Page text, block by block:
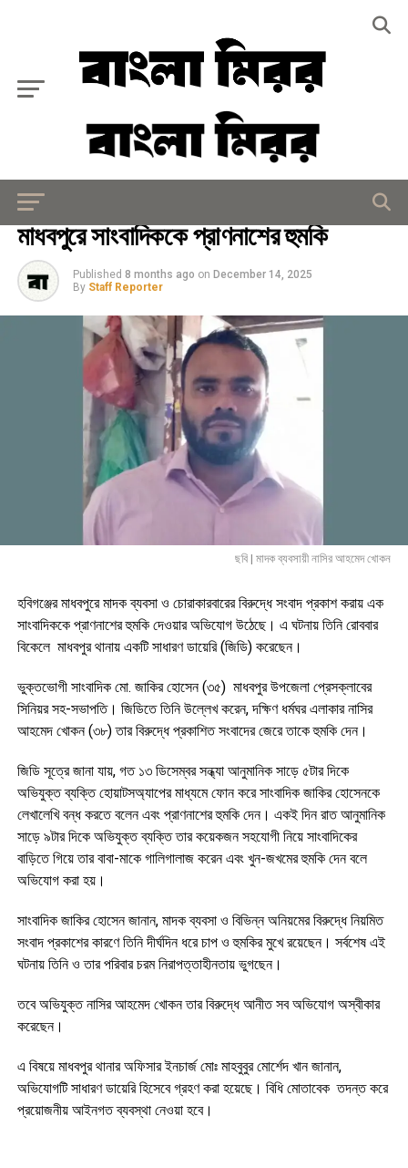
মিরর বিশেষ
মাধবপুরে সাংবাদিককে প্রাণনাশের হুমকি
Published 8 months ago on December 14, 2025
By Staff Reporter
ছবি | মাদক ব্যবসায়ী নাসির আহমেদ খোকন
হবিগঞ্জের মাধবপুরে মাদক ব্যবসা ও চোরাকারবারের বিরুদ্ধে সংবাদ প্রকাশ করায় এক
সাংবাদিককে প্রাণনাশের হুমকি দেওয়ার অভিযোগ উঠেছে। এ ঘটনায় তিনি রোববার
বিকেলে মাধবপুর থানায় একটি সাধারণ ডায়েরি (জিডি) করেছেন।
ভুক্তভোগী সাংবাদিক মো. জাকির হোসেন (৩৫) মাধবপুর উপজেলা প্রেসক্লাবের
সিনিয়র সহ-সভাপতি। জিডিতে তিনি উল্লেখ করেন, দক্ষিণ ধর্মঘর এলাকার নাসির
আহমেদ খোকন (৩৮) তার বিরুদ্ধে প্রকাশিত সংবাদের জেরে তাকে হুমকি দেন।
জিডি সূত্রে জানা যায়, গত ১৩ ডিসেম্বর সন্ধ্যা আনুমানিক সাড়ে ৫টার দিকে
অভিযুক্ত ব্যক্তি হোয়াটসঅ্যাপের মাধ্যমে ফোন করে সাংবাদিক জাকির হোসেনকে
লেখালেখি বন্ধ করতে বলেন এবং প্রাণনাশের হুমকি দেন। একই দিন রাত আনুমানিক
সাড়ে ৯টার দিকে অভিযুক্ত ব্যক্তি তার কয়েকজন সহযোগী নিয়ে সাংবাদিকের
বাড়িতে গিয়ে তার বাবা-মাকে গালিগালাজ করেন এবং খুন-জখমের হুমকি দেন বলে
অভিযোগ করা হয়।
সাংবাদিক জাকির হোসেন জানান, মাদক ব্যবসা ও বিভিন্ন অনিয়মের বিরুদ্ধে নিয়মিত
সংবাদ প্রকাশের কারণে তিনি দীর্ঘদিন ধরে চাপ ও হুমকির মুখে রয়েছেন। সর্বশেষ এই
ঘটনায় তিনি ও তার পরিবার চরম নিরাপত্তাহীনতায় ভুগছেন।
তবে অভিযুক্ত নাসির আহমেদ খোকন তার বিরুদ্ধে আনীত সব অভিযোগ অস্বীকার
করেছেন।
এ বিষয়ে মাধবপুর থানার অফিসার ইনচার্জ মোঃ মাহবুবুর মোর্শেদ খান জানান,
অভিযোগটি সাধারণ ডায়েরি হিসেবে গ্রহণ করা হয়েছে। বিধি মোতাবেক তদন্ত করে
প্রয়োজনীয় আইনগত ব্যবস্থা নেওয়া হবে।